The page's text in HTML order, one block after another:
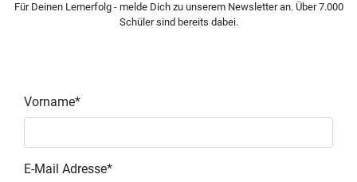
Für Deinen Lernerfolg - melde Dich zu unserem Newsletter an. Über 7.000
Schüler sind bereits dabei.
Vorname*
E-Mail Adresse*